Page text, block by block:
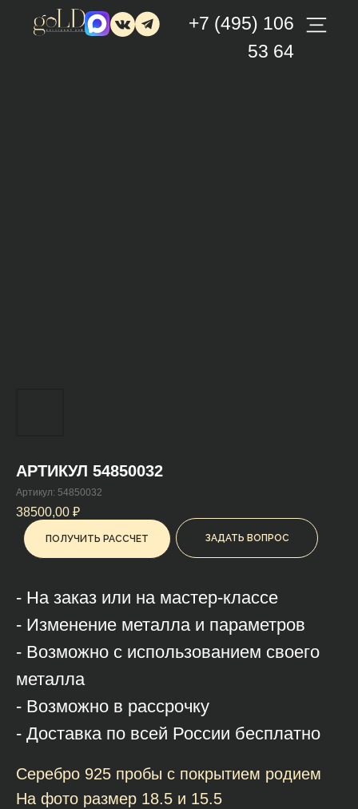
+7 (495) 106
53 64
ПОЛУЧИТЬ РАССЧЕТ ЗАДАТЬ ВОПРОС
АРТИКУЛ 54850032
Артикул: 54850032
38500,00 ₽
- На заказ или на мастер-классе
- Изменение металла и параметров
- Возможно с использованием своего
металла
- Возможно в рассрочку
- Доставка по всей России бесплатно
Серебро 925 пробы с покрытием родием
На фото размер 18.5 и 15.5